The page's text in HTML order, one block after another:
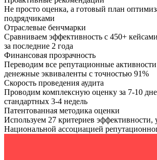
Не просто оценка, а готовый план
подрядчиками
Отраслевые бенчмарки
Сравниваем эффективность с 450+
за последние 2 года
Финансовая прозрачность
Переводим все репутационные
денежные эквиваленты с точностью 91%
Скорость проведения аудита
Проводим комплексную оценку за 7-10
стандартных 3-4 недель
Патентованная методика оценки
Используем 27 критериев эффективности,
Национальной ассоциацией